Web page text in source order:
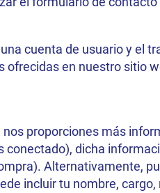
cuenta de usuario y el
ofrecidas en nuestro sitio
nos proporciones más
conectado), dicha
Alternativamente,
incluir tu nombre,